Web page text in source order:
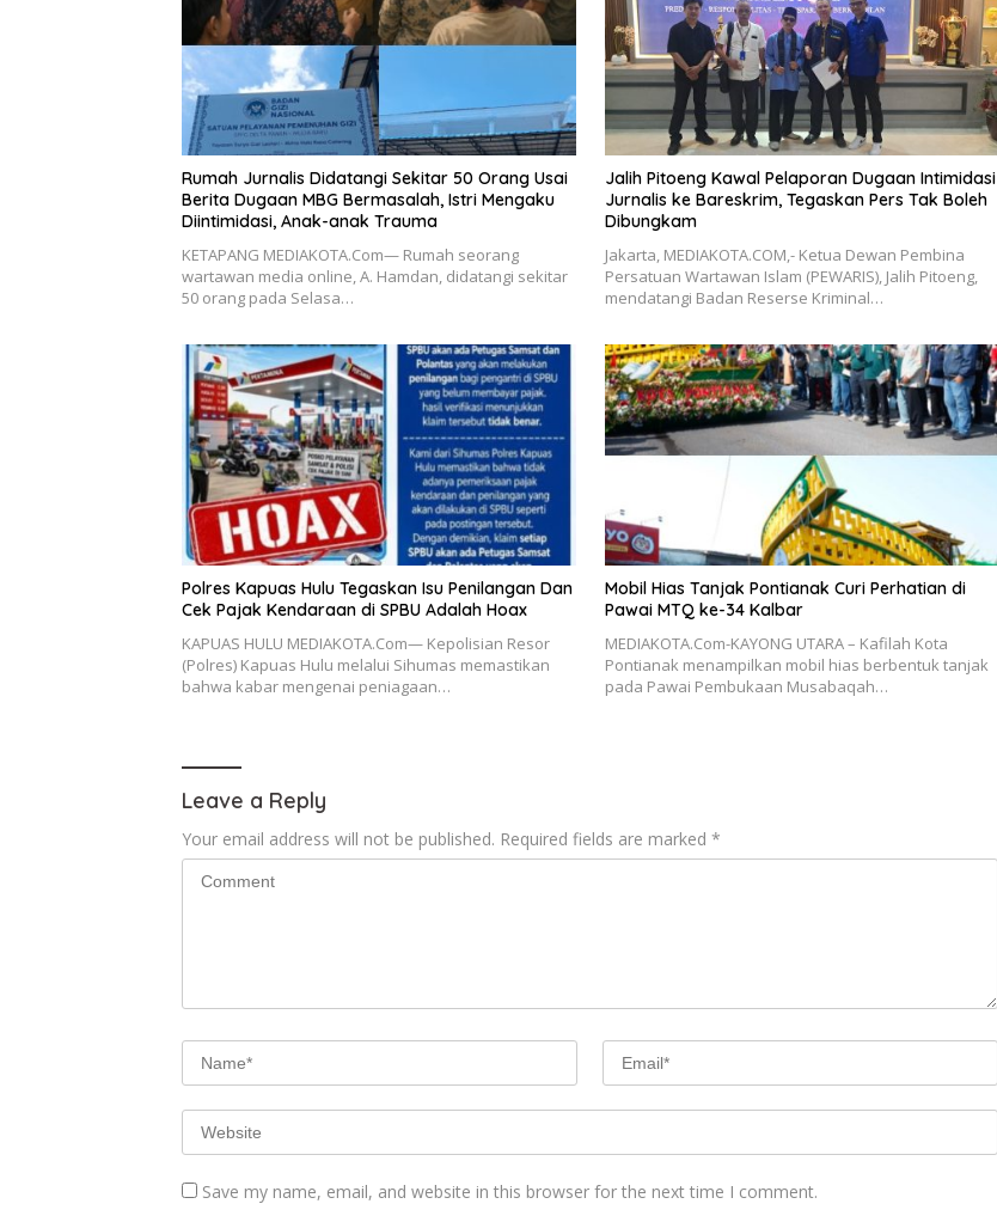
Rumah Jurnalis Didatangi Sekitar 50 Orang Usai
Berita Dugaan MBG Bermasalah, Istri Mengaku
Diintimidasi, Anak-anak Trauma
KETAPANG MEDIAKOTA.Com— Rumah seorang
wartawan media online, A. Hamdan, didatangi sekitar
50 orang pada Selasa…
Jalih Pitoeng Kawal Pelaporan Dugaan Intimidasi
Jurnalis ke Bareskrim, Tegaskan Pers Tak Boleh
Dibungkam
Jakarta, MEDIAKOTA.COM,- Ketua Dewan Pembina
Persatuan Wartawan Islam (PEWARIS), Jalih Pitoeng,
mendatangi Badan Reserse Kriminal…
Polres Kapuas Hulu Tegaskan Isu Penilangan Dan
Cek Pajak Kendaraan di SPBU Adalah Hoax
KAPUAS HULU MEDIAKOTA.Com— Kepolisian Resor
(Polres) Kapuas Hulu melalui Sihumas memastikan
bahwa kabar mengenai peniagaan…
Mobil Hias Tanjak Pontianak Curi Perhatian di
Pawai MTQ ke-34 Kalbar
MEDIAKOTA.Com-KAYONG UTARA – Kafilah Kota
Pontianak menampilkan mobil hias berbentuk tanjak
pada Pawai Pembukaan Musabaqah…
Leave a Reply
Your email address will not be published. Required fields are marked *
Save my name, email, and website in this browser for the next time I comment.